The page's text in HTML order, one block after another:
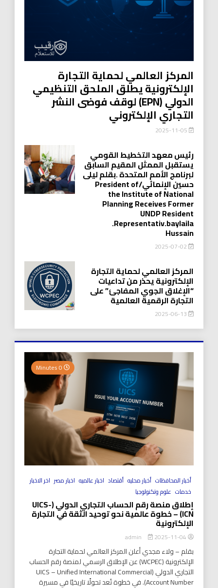
المركز العالمي لحماية التجارة
الإلكترونية يطلق الملحق التنظيمي
الدولي (EPN) لوقف فوضى النشر
التجاري الإلكتروني
رئيس معهد التخطيط القومي
يستقبل الممثل المقيم السابق
لبرنامج الأمم المتحدة .بقلم ليلى
حسين الإنمائي/President of
the Institute of National
Planning Receives Former
UNDP Resident
.Representativ.baylaila
Hussain
2025-07-02
المركز العالمي لحماية التجارة
الإلكترونية يحذر من تداعيات
“الإغلاق الجوي المفاجئ” على
التجارة الرقمية العالمية
2025-06-13
أخبار المحافظات أخبار محليه أقتصاد اخبار عالميه اخبار مصر اخر الاخبار
خدمات علوم وتكنولوجيا
إطلاق منصة رقم الحساب التجاري الدولي (UICS-
ICN) – خطوة عالمية نحو توحيد الثقة في التجارة
الإلكترونية
2025-11-04
بقلم – ولاء مجدي أعلن المركز العالمي لحماية التجارة
الإلكترونية (WCPEC) عن الإطلاق الرسمي لمنصة رقم الحساب
التجاري الدولي (UICS – Unified International Commercial
Account Number). في خطوة تُعد تحولًا تاريخيًا في مسيرة